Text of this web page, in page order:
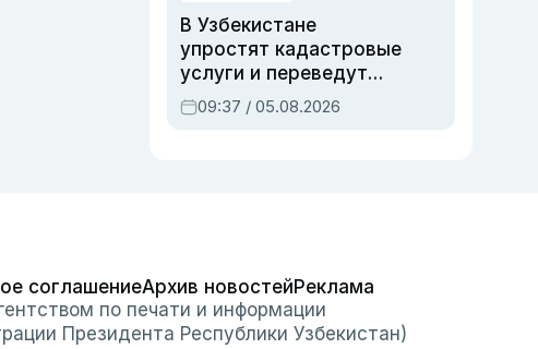
В Узбекистане
упростят кадастровые
услуги и переведут
регистрацию
недвижимости в
09:37 / 05.08.2026
соглашениеАрхив новостейРеклама
по печати и информации
Президента Республики Узбекистан)